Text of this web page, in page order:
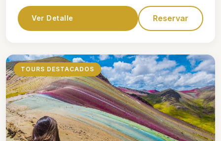
Ver Detalle Reservar
TOURS DESTACADOS